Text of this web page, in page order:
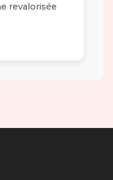
revalorisée